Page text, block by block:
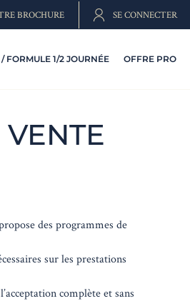
BROCHURE SE CONNECTER
FORMULE 1/2 JOURNÉE OFFRE PRO
des programmes de
sur les prestations
complète et sans